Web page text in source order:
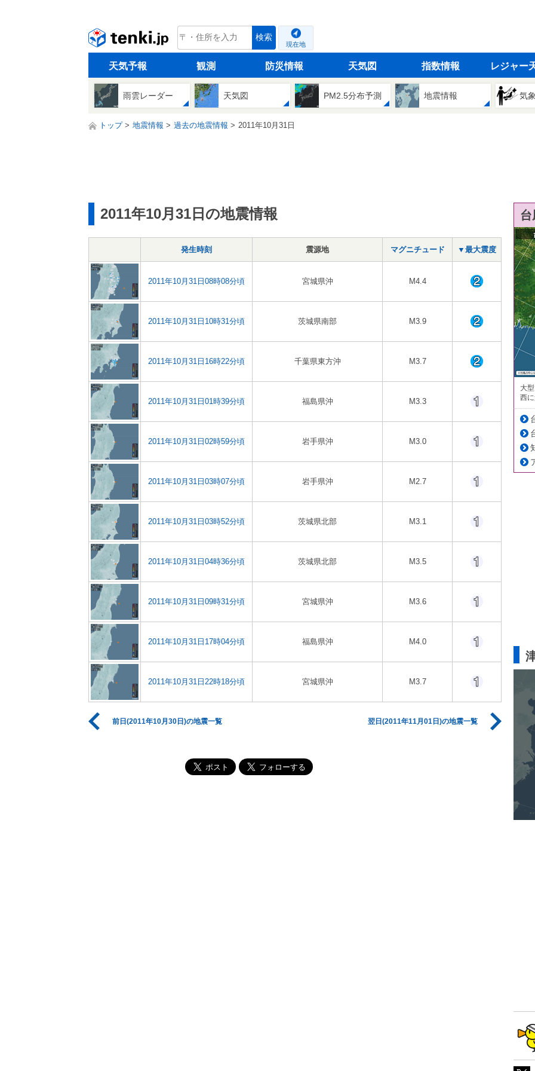
tenki.jp 検索
現在地
天気予報 観測 防災情報 天気図 指数情報 レジャー
雨雲レーダー 天気図 PM2.5分布予測 地震情報 気
トップ 地震情報 過去の地震情報 2011年10月31日
2011年10月31日の地震情報
発生時刻 震源地 マグニチュード ▼最大震度
2011年10月31日08時08分頃 宮城県沖 M4.4
2011年10月31日10時31分頃 茨城県南部 M3.9
2011年10月31日16時22分頃 千葉県東方沖 M3.7
2011年10月31日01時39分頃 福島県沖 M3.3
2011年10月31日02時59分頃 岩手県沖 M3.0
2011年10月31日03時07分頃 岩手県沖 M2.7
2011年10月31日03時52分頃 茨城県北部 M3.1
2011年10月31日04時36分頃 茨城県北部 M3.5
2011年10月31日09時31分頃 宮城県沖 M3.6
2011年10月31日17時04分頃 福島県沖 M4.0
2011年10月31日22時18分頃 宮城県沖 M3.7
前日(2011年10月30日)の地震一覧 翌日(2011年11月01日)の地震一覧
大
西